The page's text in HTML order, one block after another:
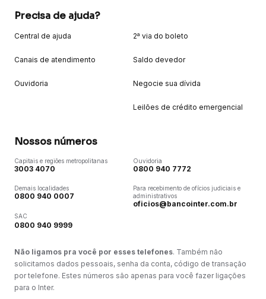
Precisa de ajuda?
Central de ajuda
Canais de atendimento
Ouvidoria
2ª via do boleto
Saldo devedor
Negocie sua dívida
Leilões de crédito emergencial
Nossos números
Capitais e regiões metropolitanas
3003 4070
Demais localidades
0800 940 0007
SAC
0800 940 9999
Ouvidoria
0800 940 7772
Para recebimento de ofícios judiciais e
administrativos
oficios@bancointer.com.br
Não ligamos pra você por esses telefones. Também não
solicitamos dados pessoais, senha da conta, código de transação
por telefone. Estes números são apenas para você fazer ligações
para o Inter.